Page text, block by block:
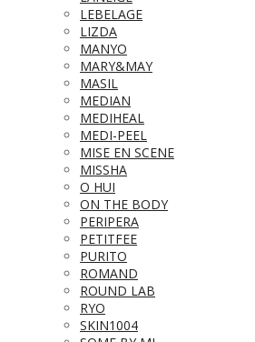
LEBELAGE
LIZDA
MANYO
MARY&MAY
MASIL
MEDIAN
MEDIHEAL
MEDI-PEEL
MISE EN SCENE
MISSHA
O HUI
ON THE BODY
PERIPERA
PETITFEE
PURITO
ROMAND
ROUND LAB
RYO
SKIN1004